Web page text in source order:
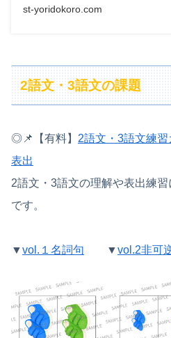
st-yoridokoro.com
2語文・3語文の課題
◎📌【有料】 2語文・3語文練習
表出
2語文・3語文の理解や表出練
です。
▼vol.１名詞句 ▼vol.2非可